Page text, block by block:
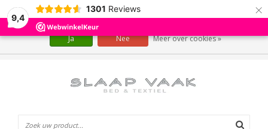
9,4
1301 Reviews ×
Wij slaan cookies op om onze website te verbeteren. Is dat akkoord?
Ja Nee Meer over cookies »